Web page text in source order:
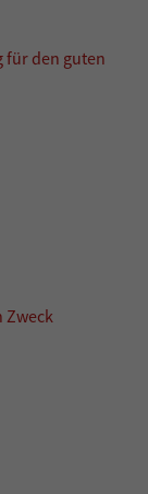
für den guten
Zweck